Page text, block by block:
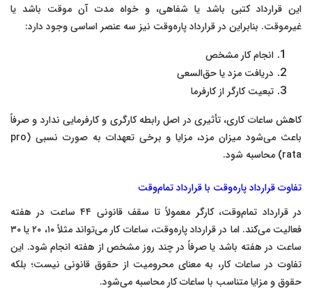
این قرارداد کتبی باشد یا شفاهی، و خواه مدت آن موقت باشد یا
غیرموقت. بنابراین در قرارداد پاره‌وقت نیز سه عنصر اساسی وجود دارد:
انجام کار مشخص
دریافت مزد یا حق‌السعی
تبعیت کارگر از کارفرما
کاهش ساعات کاری، تأثیری در اصل رابطه کارگری و کارفرمایی ندارد و صرفاً
باعث می‌شود میزان مزد، مزایا و برخی تعهدات به صورت نسبی (pro
rata) محاسبه شود.
تفاوت قرارداد پاره‌وقت با قرارداد تمام‌وقت
در قرارداد تمام‌وقت، کارگر معمولاً تا سقف قانونی ۴۴ ساعت در هفته
فعالیت می‌کند. اما در قرارداد پاره‌وقت، ساعات کار می‌تواند مثلاً ۱۰، ۲۰ یا ۳۰
ساعت در هفته باشد یا صرفاً در چند روز مشخص از هفته انجام شود. این
تفاوت در ساعات کار، به معنای محرومیت از حقوق قانونی نیست؛ بلکه
حقوق و مزایا متناسب با ساعات کار محاسبه می‌شود.